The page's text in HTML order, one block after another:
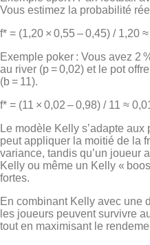
Vous estimez la probabilité
f* = (1,20 × 0,55 – 0,45) / 1,20
Exemple poker : Vous avez 2
au river (p = 0,02) et le pot
(b = 11).
f* = (11 × 0,02 – 0,98) / 11 ≈
Le modèle Kelly s’adapte
peut appliquer la moitié de la
variance, tandis qu’un joueur
Kelly ou même un Kelly «
fortes.
En combinant Kelly avec une
les joueurs peuvent survivre
tout en maximisant le